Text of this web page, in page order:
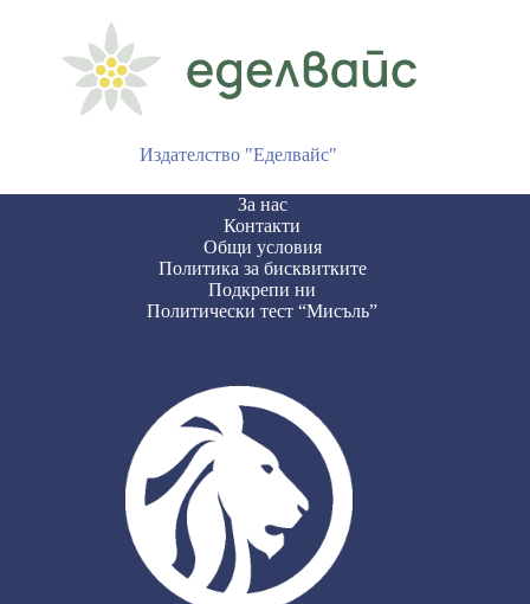
Издателство "Еделвайс"
За нас
Контакти
Общи условия
Политика за бисквитките
Подкрепи ни
Политически тест “Мисъль”